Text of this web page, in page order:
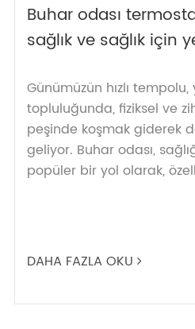
Buhar odası
sağlık ve sağlık için
Günümüzün hızlı
topluluğunda, fiziksel ve
peşinde koşmak giderek
geliyor. Buhar odası,
popüler bir yol olarak,
DAHA FAZLA OKU